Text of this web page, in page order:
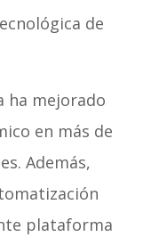
de
ha mejorado
en más de
Además,
plataforma